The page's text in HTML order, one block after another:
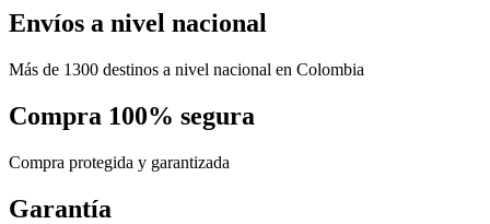
Envíos a nivel nacional
Más de 1300 destinos a nivel nacional en Colombia
Compra 100% segura
Compra protegida y garantizada
Garantía